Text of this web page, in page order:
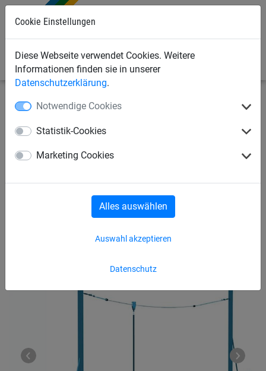
Cookie Einstellungen
Diese Webseite verwendet Cookies. Weitere
Informationen finden sie in unserer
Datenschutzerklärung.
Notwendige Cookies
Statistik-Cookies
Marketing Cookies
Datenschutz
Auswahl akzeptieren
Alles auswählen
Seilspielgeräte
Gruppenschaukeln, Hängematten +
Seilbahn zum Einbetonieren